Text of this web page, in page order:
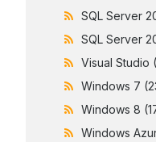
SQL Server
SQL Server
Visual Studio
Windows 7
Windows 8
Windows